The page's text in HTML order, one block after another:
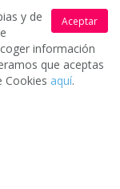
Aceptar
y de
información
que aceptas
Cookies aquí.